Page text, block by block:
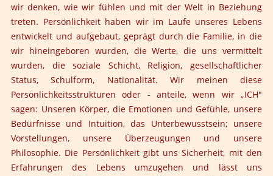
wir denken, wie wir fühlen und mit der Welt in Beziehung
treten. Persönlichkeit haben wir im Laufe unseres Lebens
entwickelt und aufgebaut, geprägt durch die Familie, in die
wir hineingeboren wurden, die Werte, die uns vermittelt
wurden, die soziale Schicht, Religion, gesellschaftlicher
Status, Schulform, Nationalität. Wir meinen diese
Persönlichkeitsstrukturen oder - anteile, wenn wir „ICH"
sagen: Unseren Körper, die Emotionen und Gefühle, unsere
Bedürfnisse und Intuition, das Unterbewusstsein; unsere
Vorstellungen, unsere Überzeugungen und unsere
Philosophie. Die Persönlichkeit gibt uns Sicherheit, mit den
Erfahrungen des Lebens umzugehen und lässt uns